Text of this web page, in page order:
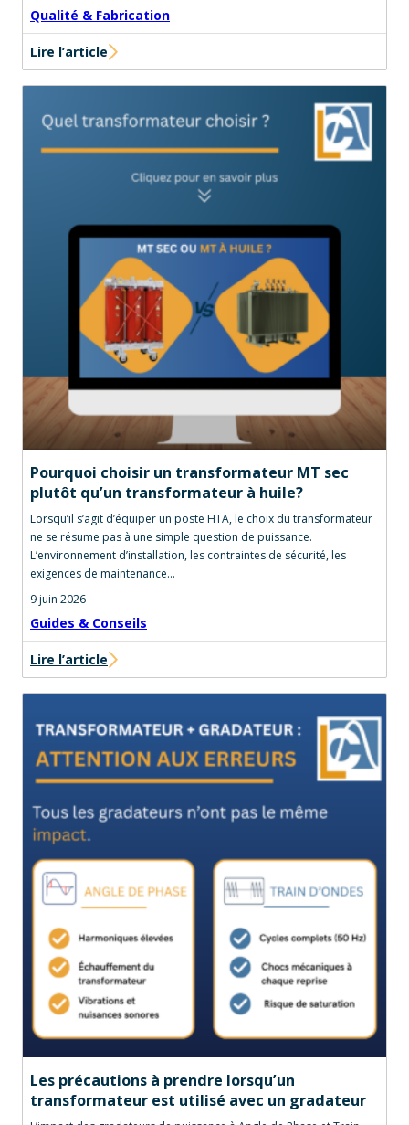
Qualité & Fabrication
Lire l’article
Pourquoi choisir un transformateur MT sec
plutôt qu’un transformateur à huile?
Lorsqu’il s’agit d’équiper un poste HTA, le choix du transformateur
ne se résume pas à une simple question de puissance.
L’environnement d’installation, les contraintes de sécurité, les
exigences de maintenance…
9 juin 2026
Guides & Conseils
Lire l’article
Les précautions à prendre lorsqu’un
transformateur est utilisé avec un gradateur